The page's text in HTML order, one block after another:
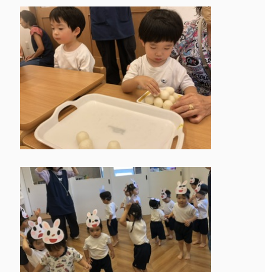
城北園アクセス ▶
facebook instagram お問合せ 採用情報
トップページ